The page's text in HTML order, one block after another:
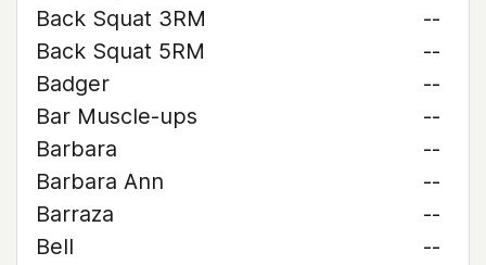
Back Squat 3RM
--
Back Squat 5RM
--
Badger
--
Bar Muscle-ups
--
Barbara
--
Barbara Ann
--
Barraza
--
Bell
--